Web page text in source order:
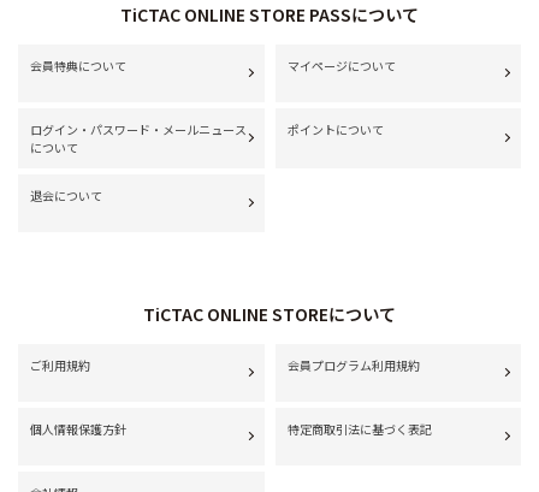
TiCTAC ONLINE STORE PASSについて
会員特典について マイページについて
ログイン・パスワード・メールニュース
について
ポイントについて
退会について
TiCTAC ONLINE STOREについて
ご利用規約 会員プログラム利用規約
個人情報保護方針 特定商取引法に基づく表記